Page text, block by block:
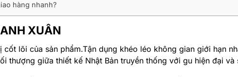
hàng nhanh?
XUÂN
lõi của sản phẩm.Tận dụng khéo léo không gian giới hạn
thượng giữa thiết kế Nhật Bản truyền thống với gu hiện đại và